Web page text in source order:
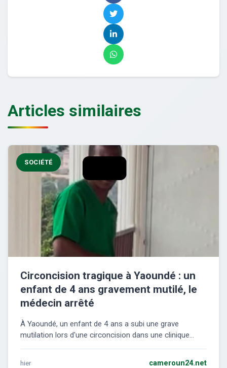
Articles similaires
SOCIÉTÉ
Circoncision tragique à Yaoundé : un
enfant de 4 ans gravement mutilé, le
médecin arrêté
À Yaoundé, un enfant de 4 ans a subi une grave
mutilation lors d'une circoncision dans une clinique...
hier cameroun24.net